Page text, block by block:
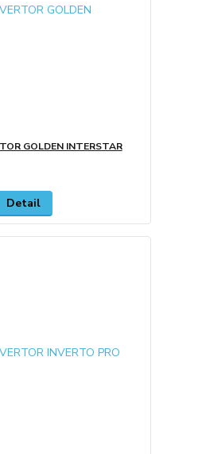
GOLDEN INTERSTAR
Detail